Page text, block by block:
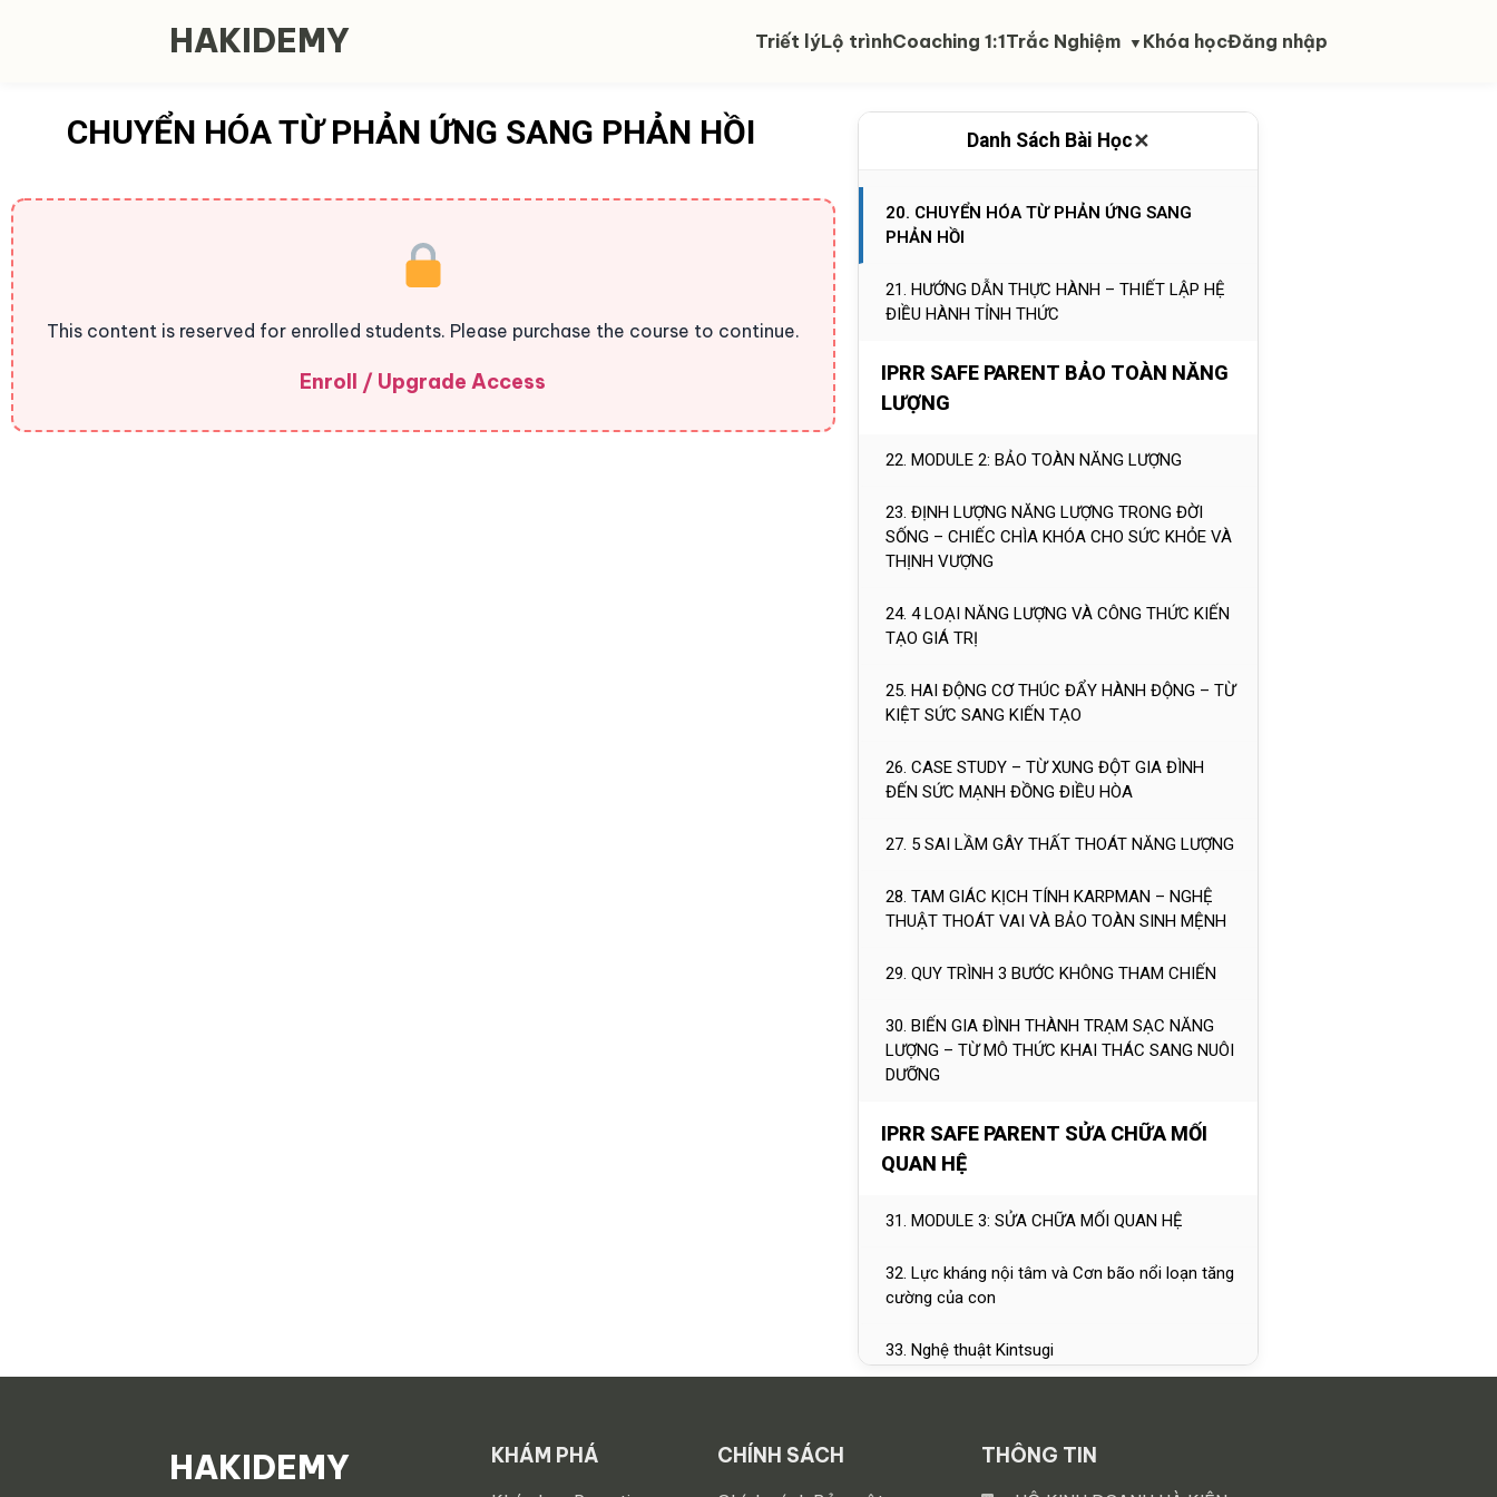
HAKIDEMY Triết lýLộ trìnhCoaching 1:1Trắc Nghiệm ▼ Khóa họcĐăng nhập
CHUYỂN HÓA TỪ PHẢN ỨNG SANG PHẢN HỒI
This content is reserved for enrolled students. Please purchase the course to continue.
Enroll / Upgrade Access
Danh Sách Bài Học✕
TOÀN
19. THOÁT VAI VÀ TRỞ VỀ TRẠNG THÁI HIỆN
20. CHUYỂN HÓA TỪ PHẢN ỨNG SANG
PHẢN HỒI
21. HƯỚNG DẪN THỰC HÀNH – THIẾT LẬP HỆ
ĐIỀU HÀNH TỈNH THỨC
IPRR SAFE PARENT BẢO TOÀN NĂNG
LƯỢNG
22. MODULE 2: BẢO TOÀN NĂNG LƯỢNG
23. ĐỊNH LƯỢNG NĂNG LƯỢNG TRONG ĐỜI
SỐNG – CHIẾC CHÌA KHÓA CHO SỨC KHỎE VÀ
THỊNH VƯỢNG
24. 4 LOẠI NĂNG LƯỢNG VÀ CÔNG THỨC KIẾN
TẠO GIÁ TRỊ
25. HAI ĐỘNG CƠ THÚC ĐẨY HÀNH ĐỘNG – TỪ
KIỆT SỨC SANG KIẾN TẠO
26. CASE STUDY – TỪ XUNG ĐỘT GIA ĐÌNH
ĐẾN SỨC MẠNH ĐỒNG ĐIỀU HÒA
27. 5 SAI LẦM GÂY THẤT THOÁT NĂNG LƯỢNG
28. TAM GIÁC KỊCH TÍNH KARPMAN – NGHỆ
THUẬT THOÁT VAI VÀ BẢO TOÀN SINH MỆNH
29. QUY TRÌNH 3 BƯỚC KHÔNG THAM CHIẾN
30. BIẾN GIA ĐÌNH THÀNH TRẠM SẠC NĂNG
LƯỢNG – TỪ MÔ THỨC KHAI THÁC SANG NUÔI
DƯỠNG
IPRR SAFE PARENT SỬA CHỮA MỐI
QUAN HỆ
31. MODULE 3: SỬA CHỮA MỐI QUAN HỆ
32. Lực kháng nội tâm và Cơn bão nổi loạn tăng
cường của con
33. Nghệ thuật Kintsugi
HAKIDEMY KHÁM PHÁ CHÍNH SÁCH THÔNG TIN